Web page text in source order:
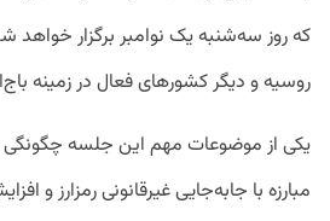
که روز سه‌شنبه یک نوامبر برگزار خواهد
روسیه و دیگر کشور‌های فعال در زمینه
یکی از موضوعات مهم این جلسه
مبارزه با جابه‌جایی غیرقانونی رمزارز و